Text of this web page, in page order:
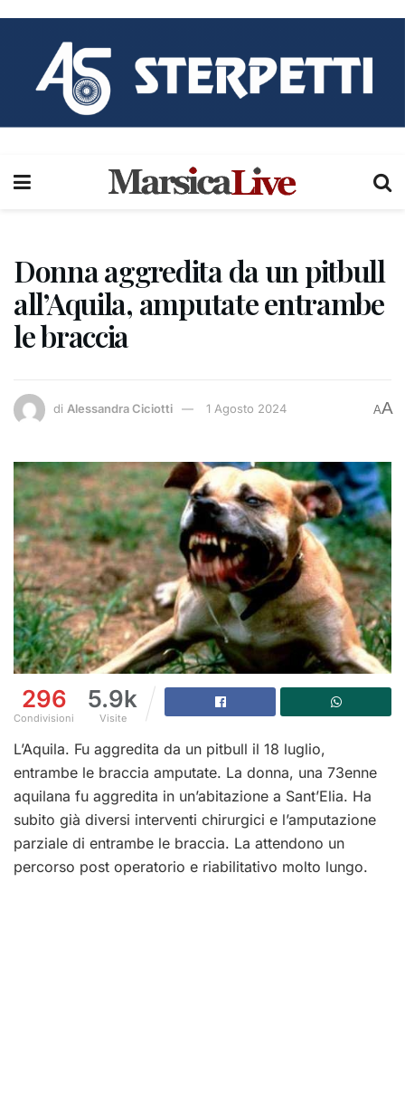
Donna aggredita da un pitbull
all’Aquila, amputate entrambe
le braccia
di Alessandra Ciciotti 1 Agosto 2024 AA
296
Condivisioni
5.9k
Visite
L’Aquila. Fu aggredita da un pitbull il 18 luglio,
entrambe le braccia amputate. La donna, una 73enne
aquilana fu aggredita in un’abitazione a Sant’Elia. Ha
subito già diversi interventi chirurgici e l’amputazione
parziale di entrambe le braccia. La attendono un
percorso post operatorio e riabilitativo molto lungo.